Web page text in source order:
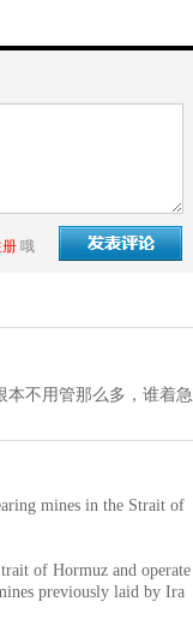
哦
本不用管那么多，谁着急
mines in the Strait of
of Hormuz and operate
previously laid by Ira